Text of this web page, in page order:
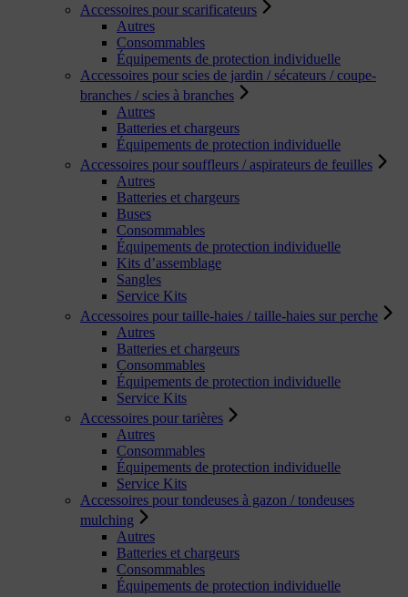
Accessoires pour scarificateurs
Autres
Consommables
Équipements de protection individuelle
Accessoires pour scies de jardin / sécateurs / coupe-
branches / scies à branches
Autres
Batteries et chargeurs
Équipements de protection individuelle
Accessoires pour souffleurs / aspirateurs de feuilles
Autres
Batteries et chargeurs
Buses
Consommables
Équipements de protection individuelle
Kits d’assemblage
Sangles
Service Kits
Accessoires pour taille-haies / taille-haies sur perche
Autres
Batteries et chargeurs
Consommables
Équipements de protection individuelle
Service Kits
Accessoires pour tarières
Autres
Consommables
Équipements de protection individuelle
Service Kits
Accessoires pour tondeuses à gazon / tondeuses
mulching
Autres
Batteries et chargeurs
Consommables
Équipements de protection individuelle